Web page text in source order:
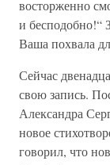
восторженно
и бесподобно!“
Ваша похвала
Сейчас
свою запись.
Александра
новое
говорил, что